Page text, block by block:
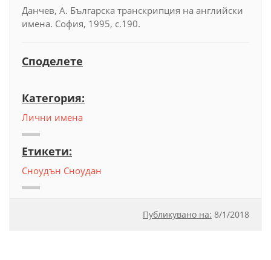
Данчев, А. Българска транскрипция на английски
имена. София, 1995, с.190.
Споделете
Категория:
Лични имена
Етикети:
Сноудън Сноудан
Публикувано на: 8/1/2018